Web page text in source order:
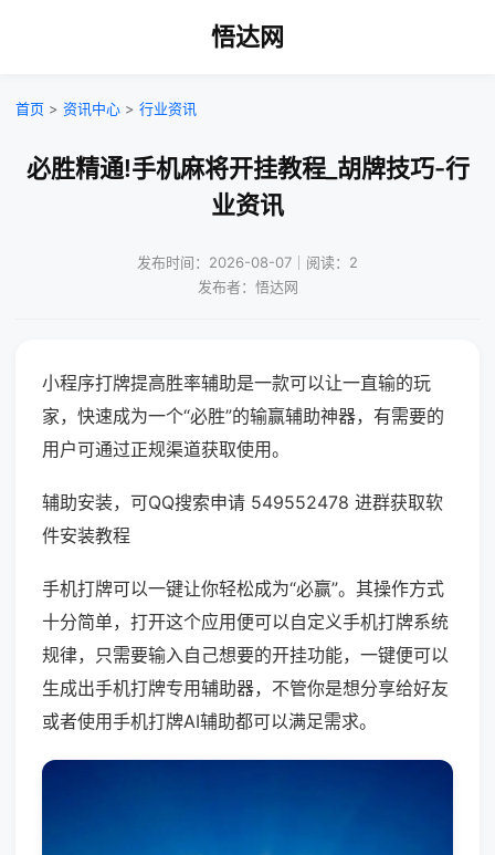
悟达网
首页 > 资讯中心 > 行业资讯
必胜精通!手机麻将开挂教程_胡牌技巧-行
业资讯
发布时间：2026-08-07｜阅读：2
发布者：悟达网
小程序打牌提高胜率辅助是一款可以让一直输的玩
家，快速成为一个“必胜”的输赢辅助神器，有需要的
用户可通过正规渠道获取使用。
辅助安装，可QQ搜索申请 549552478 进群获取软
件安装教程
手机打牌可以一键让你轻松成为“必赢”。其操作方式
十分简单，打开这个应用便可以自定义手机打牌系统
规律，只需要输入自己想要的开挂功能，一键便可以
生成出手机打牌专用辅助器，不管你是想分享给好友
或者使用手机打牌AI辅助都可以满足需求。